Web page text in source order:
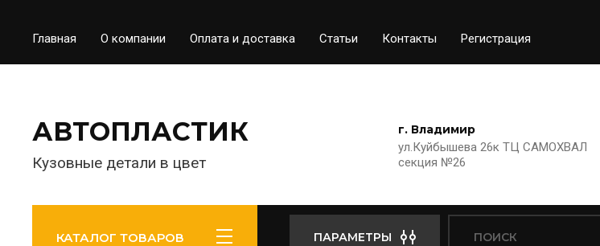
Главная О компании Оплата и доставка Статьи Контакты Регистрация
АВТОПЛАСТИК
Кузовные детали в цвет
г. Владимир
ул.Куйбышева 26к ТЦ САМОХВАЛ
секция №26
КАТАЛОГ ТОВАРОВ ПАРАМЕТРЫ